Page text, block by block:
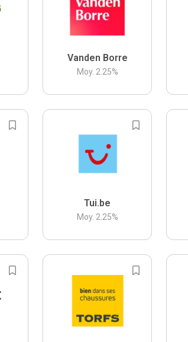
Vanden Borre
Moy. 2.25%
Tui.be
Moy. 2.25%